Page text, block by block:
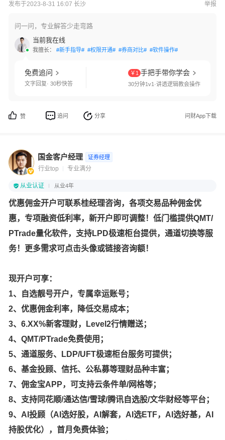
发布于2023-8-31 16:07 长沙 举报
问一问，专业解答少走弯路
当前我在线
我擅长： #新手指导# #权限开通# #券商对比# #软件操作#
免费追问
文字回复· 30秒快答
￥1 手把手带你学会
30分钟1v1·讲透逻辑教会操作
赞 追问 分享 问财App下载
国金客户经理 证券经理
行业top 专业满分
从业认证 从业4年
优惠佣金开户可联系桂经理咨询，各项交易品种佣金优
惠，专项融资低利率，新开户即可调整！低门槛提供QMT/
PTrade量化软件，支持LPD极速柜台提供，通道切换等服
务！更多需求可点击头像或链接咨询额！
现开户可享：
1、自选靓号开户，专属幸运账号；
2、优惠佣金利率，降低交易成本；
3、6.XX%新客理财，Level2行情赠送；
4、QMT/PTrade免费使用；
5、通道服务、LDP/UFT极速柜台服务可提供；
6、基金投顾、信托、公私募等理财品种丰富；
7、佣金宝APP，可支持云条件单/网格等；
8、支持同花顺/通达信/雪球/腾讯自选股/文华财经等平台；
9、AI投顾（AI选好股，AI解套，AI选ETF，AI选好基，AI
持股优化），首月免费体验；